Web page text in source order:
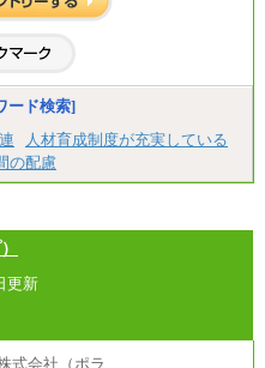
円
給与に変更はございません
上
変更はございません
ード検索]
人材育成制度が充実している
の配慮
更新